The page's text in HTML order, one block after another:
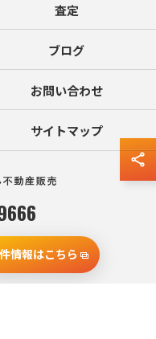
情報はこちら
査定
ブログ
お問い合わせ
サイトマップ
売 ALL RIGHTS RESERVED.